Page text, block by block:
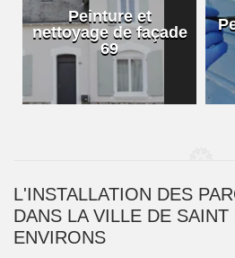
Peinture et
nettoyage de façade
69
L'INSTALLATION DES
DANS LA VILLE DE
ENVIRONS